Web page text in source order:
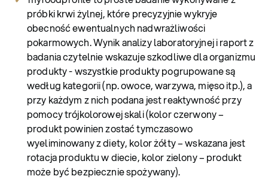
próbki krwi żylnej, które precyzyjnie wykryje
obecność ewentualnych nadwrażliwości
pokarmowych. Wynik analizy laboratoryjnej i raport z
badania czytelnie wskazuje szkodliwe dla organizmu
produkty - wszystkie produkty pogrupowane są
według kategorii (np. owoce, warzywa, mięso itp.), a
przy każdym z nich podana jest reaktywność przy
pomocy trójkolorowej skali (kolor czerwony –
produkt powinien zostać tymczasowo
wyeliminowany z diety, kolor żółty – wskazana jest
rotacja produktu w diecie, kolor zielony – produkt
może być bezpiecznie spożywany).